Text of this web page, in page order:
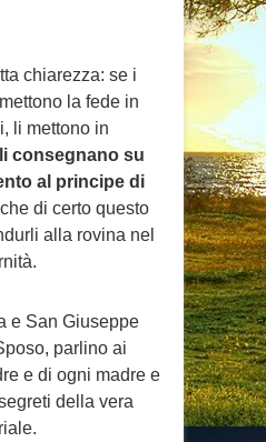
chiarezza: se i
la fede in
li mettono in
li consegnano su
al principe di
che di certo questo
alla rovina nel
e San Giuseppe
parlino ai
e di ogni madre e
della vera